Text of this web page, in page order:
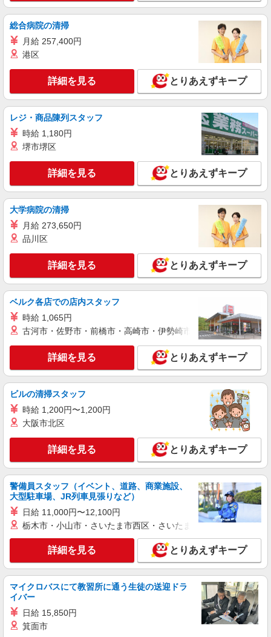
総合病院の清掃
月給 257,400円
港区
詳細を見る とりあえずキープ
レジ・商品陳列スタッフ
時給 1,180円
堺市堺区
詳細を見る とりあえずキープ
大学病院の清掃
月給 273,650円
品川区
詳細を見る とりあえずキープ
ベルク各店での店内スタッフ
時給 1,065円
古河市・佐野市・前橋市・高崎市・伊勢崎市・太田市・館林市
詳細を見る とりあえずキープ
ビルの清掃スタッフ
時給 1,200円〜1,200円
大阪市北区
詳細を見る とりあえずキープ
警備員スタッフ（イベント、道路、商業施設、
大型駐車場、JR列車見張りなど）
日給 11,000円〜12,100円
栃木市・小山市・さいたま市西区・さいたま市岩槻区・久喜市・
詳細を見る とりあえずキープ
マイクロバスにて教習所に通う生徒の送迎ドラ
イバー
日給 15,850円
箕面市